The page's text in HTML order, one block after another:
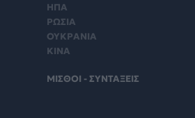
ΗΠΑ
ΡΩΣΙΑ
ΟΥΚΡΑΝΙΑ
ΚΙΝΑ
ΜΙΣΘΟΙ - ΣΥΝΤΑΞΕΙΣ